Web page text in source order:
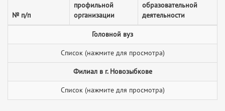
№ п/п
профильной
организации
образовательной
деятельности
Головной вуз
Список (нажмите для просмотра)
Филиал в г. Новозыбкове
Список (нажмите для просмотра)